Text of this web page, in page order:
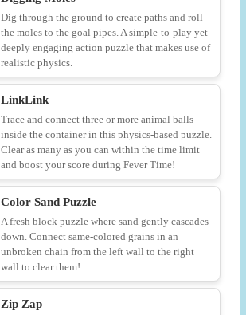
Dig through the ground to create paths and roll
the moles to the goal pipes. A simple-to-play yet
deeply engaging action puzzle that makes use of
realistic physics.
LinkLink
Trace and connect three or more animal balls
inside the container in this physics-based puzzle.
Clear as many as you can within the time limit
and boost your score during Fever Time!
Color Sand Puzzle
A fresh block puzzle where sand gently cascades
down. Connect same-colored grains in an
unbroken chain from the left wall to the right
wall to clear them!
Zip Zap